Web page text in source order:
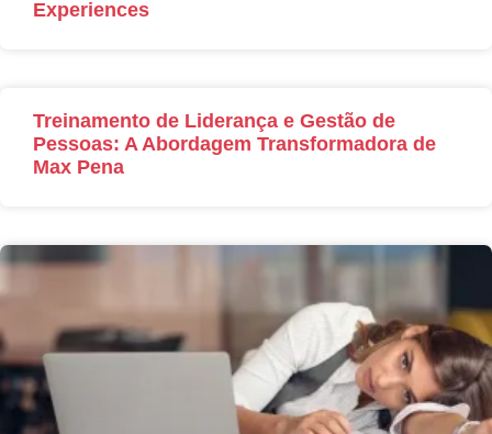
Experiences
Treinamento de Liderança e Gestão de
Pessoas: A Abordagem Transformadora de
Max Pena